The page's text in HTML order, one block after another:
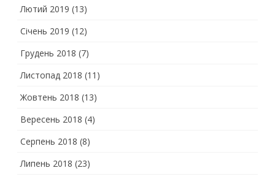
Лютий 2019 (13)
Січень 2019 (12)
Грудень 2018 (7)
Листопад 2018 (11)
Жовтень 2018 (13)
Вересень 2018 (4)
Серпень 2018 (8)
Липень 2018 (23)